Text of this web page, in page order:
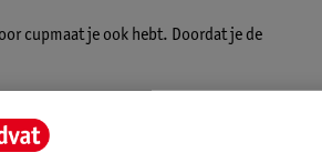
cupmaat je ook hebt. Doordat je de
tegen transpireren en zwemmen.